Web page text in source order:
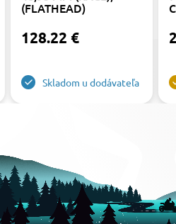
(FLATHEAD)
128.22 €
Skladom u dodávateľa